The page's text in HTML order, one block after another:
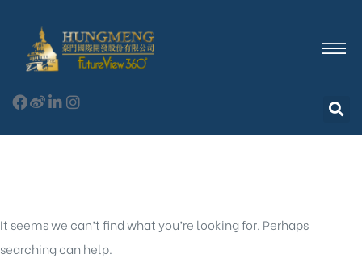
It seems we can’t find what you’re looking for. Perhaps
searching can help.